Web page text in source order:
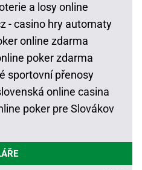
a losy online
- casino hry automaty
online zdarma
poker zdarma
sportovní přenosy
online casina
poker pre Slovákov